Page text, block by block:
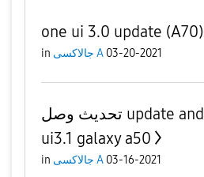
one ui 3.0 update (A70)
in جالاكسى A 03-20-2021
تحديث وصل update android 11 one
ui3.1 galaxy a50
in جالاكسى A 03-16-2021